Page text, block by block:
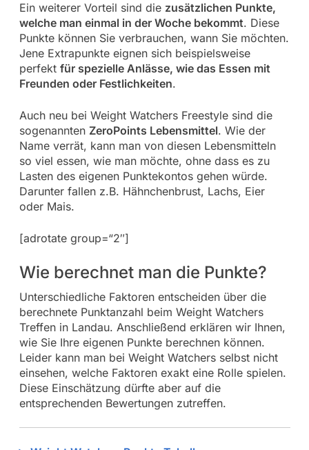
Ein weiterer Vorteil sind die zusätzlichen Punkte,
welche man einmal in der Woche bekommt. Diese
Punkte können Sie verbrauchen, wann Sie möchten.
Jene Extrapunkte eignen sich beispielsweise
perfekt für spezielle Anlässe, wie das Essen mit
Freunden oder Festlichkeiten.
Auch neu bei Weight Watchers Freestyle sind die
sogenannten ZeroPoints Lebensmittel. Wie der
Name verrät, kann man von diesen Lebensmitteln
so viel essen, wie man möchte, ohne dass es zu
Lasten des eigenen Punktekontos gehen würde.
Darunter fallen z.B. Hähnchenbrust, Lachs, Eier
oder Mais.
[adrotate group=“2″]
Wie berechnet man die Punkte?
Unterschiedliche Faktoren entscheiden über die
berechnete Punktanzahl beim Weight Watchers
Treffen in Landau. Anschließend erklären wir Ihnen,
wie Sie Ihre eigenen Punkte berechnen können.
Leider kann man bei Weight Watchers selbst nicht
einsehen, welche Faktoren exakt eine Rolle spielen.
Diese Einschätzung dürfte aber auf die
entsprechenden Bewertungen zutreffen.